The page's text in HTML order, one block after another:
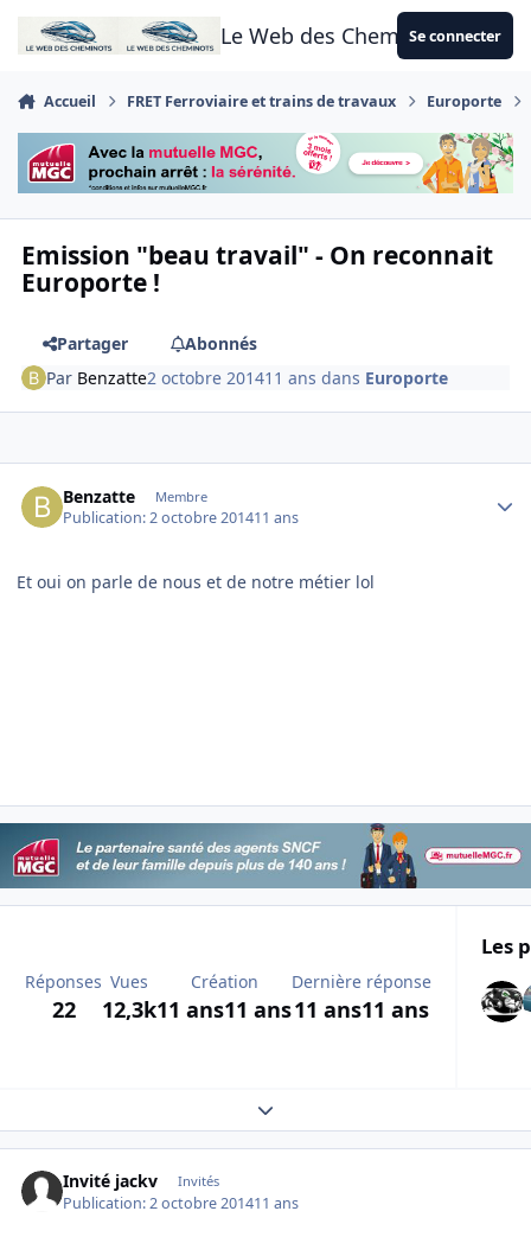
Aller au contenu
Le Web des CheminotsSe connecter
Accueil FRET Ferroviaire et trains de travaux Europorte
Emission "beau travail" - On reconnait
Europorte !
Partager
Abonnés
Par Benzatte2 octobre 201411 ans dans Europorte
Benzatte Membre
Publication:2 octobre 201411 ans
Et oui on parle de nous et de notre métier lol
Réponses
22
Vues
12,3k
Création
11 ans11 ans
Dernière réponse
11 ans11 ans
Les
Expand topic overview
Invité jackv Invités
Publication:2 octobre 201411 ans